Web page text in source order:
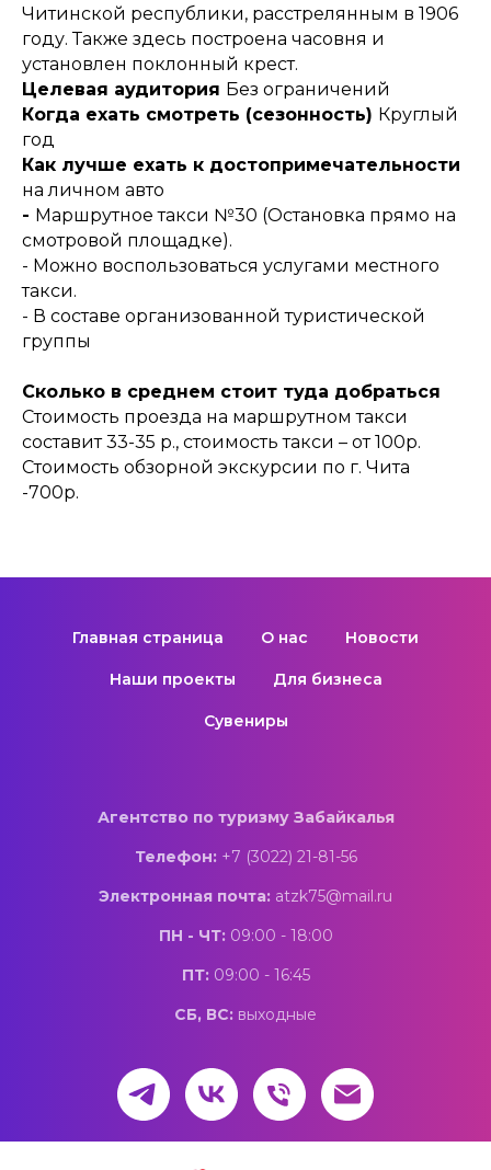
Читинской республики, расстрелянным в 1906
году. Также здесь построена часовня и
установлен поклонный крест.
Целевая аудитория Без ограничений
Когда ехать смотреть (сезонность) Круглый
год
Как лучше ехать к достопримечательности
на личном авто
- Маршрутное такси №30 (Остановка прямо на
смотровой площадке).
- Можно воспользоваться услугами местного
такси.
- В составе организованной туристической
группы
Сколько в среднем стоит туда добраться
Стоимость проезда на маршрутном такси
составит 33-35 р., стоимость такси – от 100р.
Стоимость обзорной экскурсии по г. Чита
-700р.
Главная страница О нас Новости
Наши проекты Для бизнеса
Сувениры
Агентство по туризму Забайкалья
Телефон:+7 (3022) 21-81-56
Электронная почта: atzk75@mail.ru
ПН - ЧТ:09:00 - 18:00
ПТ:09:00 - 16:45
СБ, ВС: выходные